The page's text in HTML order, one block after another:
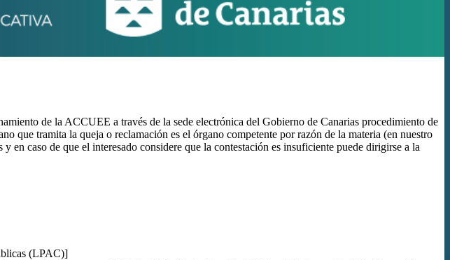
de la ACCUEE a través de la sede electrónica del Gobierno de Canarias procedimiento de
que tramita la queja o reclamación es el órgano competente por razón de la materia (en nuestro
caso de que el interesado considere que la contestación es insuficiente puede dirigirse a la
(LPAC)]